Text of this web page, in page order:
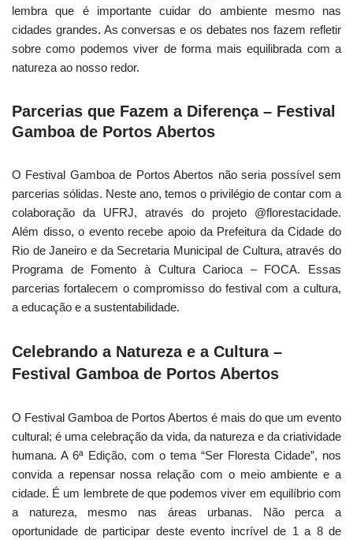
lembra que é importante cuidar do ambiente mesmo nas
cidades grandes. As conversas e os debates nos fazem refletir
sobre como podemos viver de forma mais equilibrada com a
natureza ao nosso redor.
Parcerias que Fazem a Diferença – Festival
Gamboa de Portos Abertos
O Festival Gamboa de Portos Abertos não seria possível sem
parcerias sólidas. Neste ano, temos o privilégio de contar com a
colaboração da UFRJ, através do projeto @florestacidade.
Além disso, o evento recebe apoio da Prefeitura da Cidade do
Rio de Janeiro e da Secretaria Municipal de Cultura, através do
Programa de Fomento à Cultura Carioca – FOCA. Essas
parcerias fortalecem o compromisso do festival com a cultura,
a educação e a sustentabilidade.
Celebrando a Natureza e a Cultura –
Festival Gamboa de Portos Abertos
O Festival Gamboa de Portos Abertos é mais do que um evento
cultural; é uma celebração da vida, da natureza e da criatividade
humana. A 6ª Edição, com o tema “Ser Floresta Cidade”, nos
convida a repensar nossa relação com o meio ambiente e a
cidade. É um lembrete de que podemos viver em equilíbrio com
a natureza, mesmo nas áreas urbanas. Não perca a
oportunidade de participar deste evento incrível de 1 a 8 de